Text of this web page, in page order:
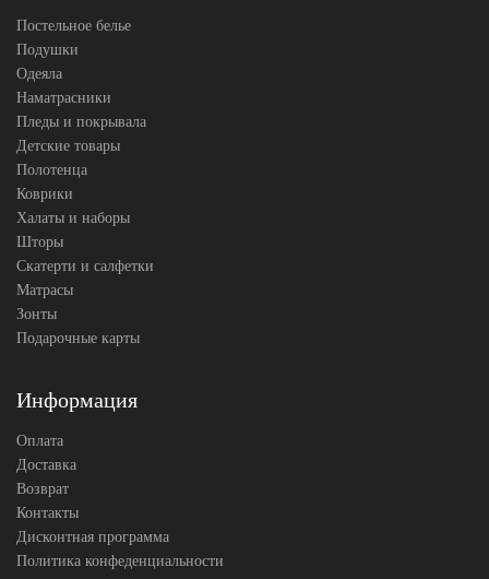
Постельное белье
Подушки
Одеяла
Наматрасники
Пледы и покрывала
Детские товары
Полотенца
Коврики
Халаты и наборы
Шторы
Скатерти и салфетки
Матрасы
Зонты
Подарочные карты
Информация
Оплата
Доставка
Возврат
Контакты
Дисконтная программа
Политика конфеденциальности